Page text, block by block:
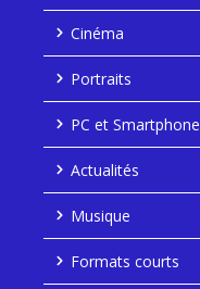
Cinéma
Portraits
PC et Smartphone
Actualités
Musique
Formats courts